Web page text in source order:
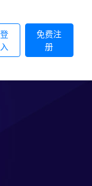
登
入
免费注
册